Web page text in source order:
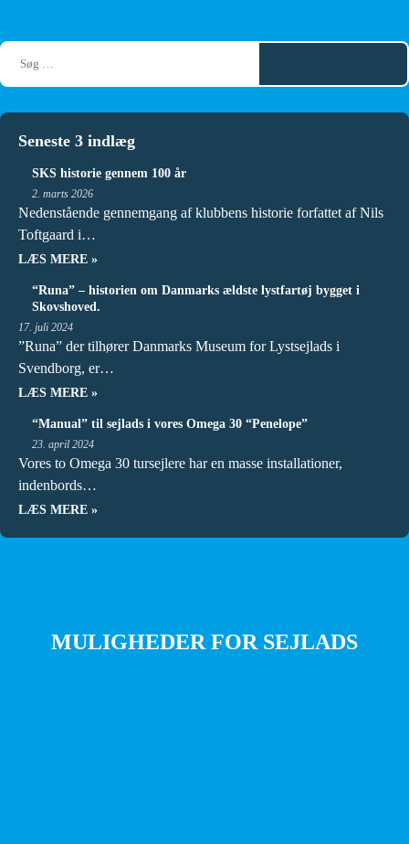
Seneste 3 indlæg
SKS historie gennem 100 år
2. marts 2026
Nedenstående gennemgang af klubbens historie forfattet af Nils
Toftgaard i…
LÆS MERE »
“Runa” – historien om Danmarks ældste lystfartøj bygget i
Skovshoved.
17. juli 2024
”Runa” der tilhører Danmarks Museum for Lystsejlads i
Svendborg, er…
LÆS MERE »
“Manual” til sejlads i vores Omega 30 “Penelope”
23. april 2024
Vores to Omega 30 tursejlere har en masse installationer,
indenbords…
LÆS MERE »
MULIGHEDER FOR SEJLADS